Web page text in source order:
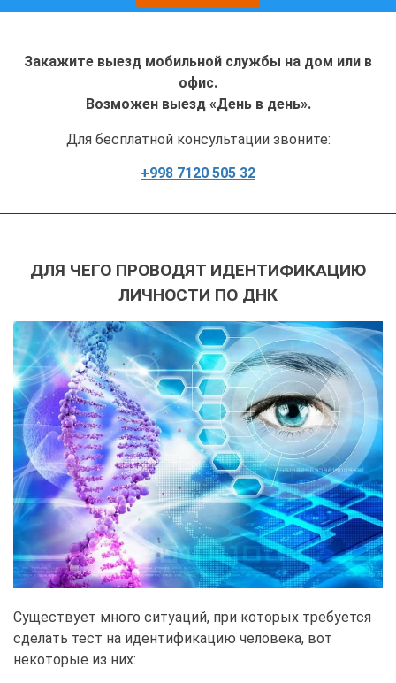
Закажите выезд мобильной службы на дом или в
офис.
Возможен выезд «День в день».
Для бесплатной консультации звоните:
+998 7120 505 32
ДЛЯ ЧЕГО ПРОВОДЯТ ИДЕНТИФИКАЦИЮ
ЛИЧНОСТИ ПО ДНК
Существует много ситуаций, при которых требуется
сделать тест на идентификацию человека, вот
некоторые из них: